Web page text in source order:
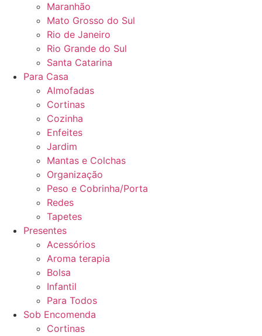
Maranhão
Mato Grosso do Sul
Rio de Janeiro
Rio Grande do Sul
Santa Catarina
Para Casa
Almofadas
Cortinas
Cozinha
Enfeites
Jardim
Mantas e Colchas
Organização
Peso e Cobrinha/Porta
Redes
Tapetes
Presentes
Acessórios
Aroma terapia
Bolsa
Infantil
Para Todos
Sob Encomenda
Cortinas